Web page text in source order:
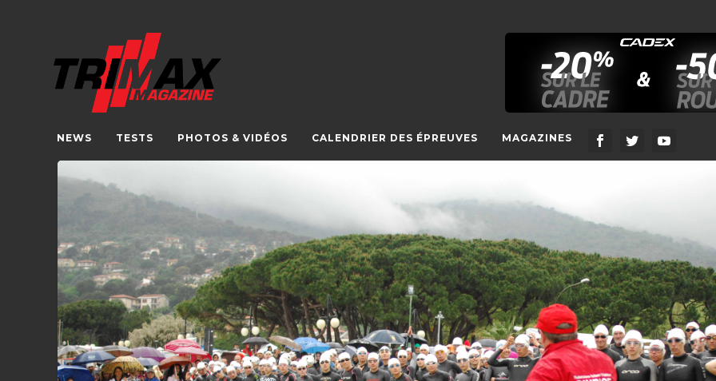
NEWS TESTS PHOTOS & VIDÉOS CALENDRIER DES ÉPREUVES MAGAZINES